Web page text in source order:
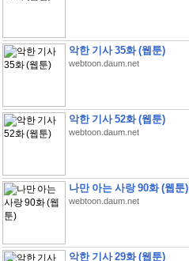
악한 기사 35화 (웹툰)
webtoon.daum.net
악한 기사 52화 (웹툰)
webtoon.daum.net
나만 아는 사랑 90화 (웹툰)
webtoon.daum.net
악한 기사 29화 (웹툰)